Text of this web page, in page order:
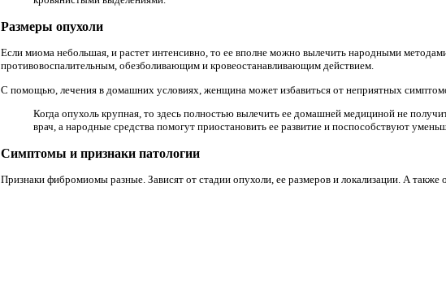
Размеры опухоли
Если миома небольшая, и растет интенсивно, то ее вполне можно вылечить народными
противовоспалительным, обезболивающим и кровеостанавливающим действием.
С помощью, лечения в домашних условиях, женщина может избавиться от неприятных
Когда опухоль крупная, то здесь полностью вылечить ее домашней медициной не
врач, а народные средства помогут приостановить ее развитие и поспособствуют
Симптомы и признаки патологии
Признаки фибромиомы разные. Зависят от стадии опухоли, ее размеров и локализации. А